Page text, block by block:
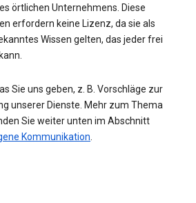
örtlichen Unternehmens. Diese
erfordern keine Lizenz, da sie als
Wissen gelten, das jeder frei
Sie uns geben, z. B. Vorschläge zur
unserer Dienste. Mehr zum Thema
Sie weiter unten im Abschnitt
Kommunikation.